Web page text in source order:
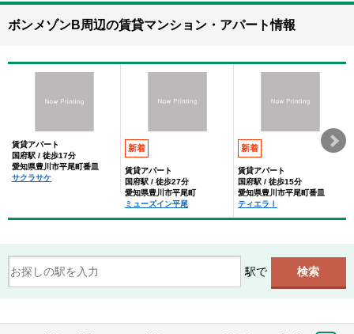
ボンメゾンB周辺の賃貸マンション・アパート情報
賃貸アパート
国府駅 / 徒歩17分
愛知県豊川市平尾町番皿
サクラサケ
新着
賃貸アパート
国府駅 / 徒歩27分
愛知県豊川市平尾町
ミューズイン平尾
新着
賃貸アパート
国府駅 / 徒歩15分
愛知県豊川市平尾町番皿
ティエラⅠ
駅で